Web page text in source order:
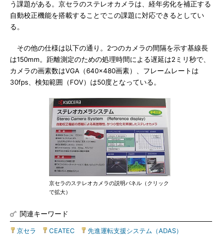
う課題がある。京セラのステレオカメラは、経年劣化を補正する
自動校正機能を搭載することでこの課題に対応できるとしてい
る。
その他の仕様は以下の通り。2つのカメラの間隔を示す基線長
は150mm。距離測定のための処理時間による遅延は2ミリ秒で、
カメラの画素数はVGA（640×480画素）、フレームレートは
30fps、検知範囲（FOV）は50度となっている。
京セラのステレオカメラの説明パネル（クリック
で拡大）
関連キーワード
京セラ CEATEC 先進運転支援システム（ADAS）